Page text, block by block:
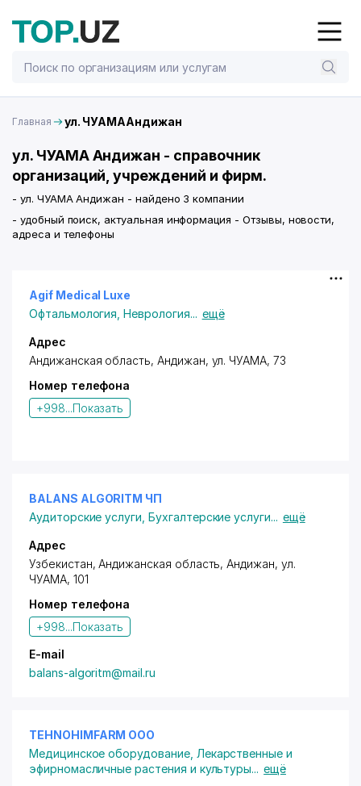
Главная ул. ЧУАМААндижан
ул. ЧУАМА Андижан - справочник
организаций, учреждений и фирм.
- ул. ЧУАМА Андижан - найдено 3 компании
- удобный поиск, актуальная информация - Отзывы, новости,
адреса и телефоны
Agif Medical Luxe
Офтальмология ,Неврология... ещё
Адрес
Андижанская область, Андижан, ул. ЧУАМА, 73
Номер телефона
+998...Показать
BALANS ALGORITM ЧП
Аудиторские услуги ,Бухгалтерские услуги... ещё
Адрес
Узбекистан, Андижанская область, Андижан, ул.
ЧУАМА, 101
Номер телефона
+998...Показать
E-mail
balans-algoritm@mail.ru
TEHNOHIMFARM ООО
Медицинское оборудование, Лекарственные и
эфирномасличные растения и культуры... ещё